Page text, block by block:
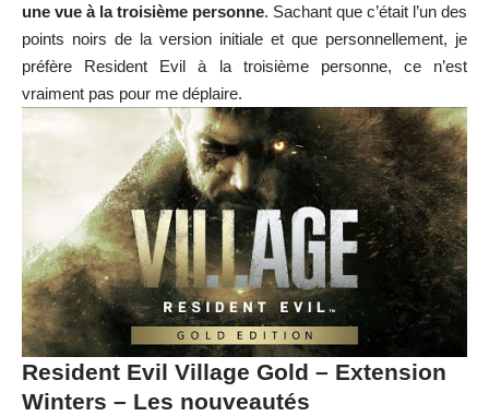
une vue à la troisième personne. Sachant que c’était l’un des
points noirs de la version initiale et que personnellement, je
préfère Resident Evil à la troisième personne, ce n’est
vraiment pas pour me déplaire.
Resident Evil Village Gold – Extension
Winters – Les nouveautés